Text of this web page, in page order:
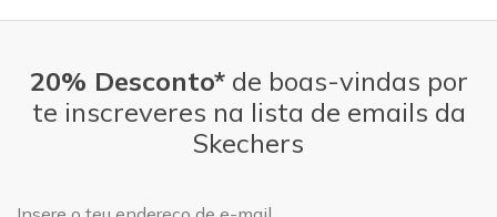
20% Desconto*de boas-vindas por
te inscreveres na lista de emails da
Skechers
Endereço de e-mail